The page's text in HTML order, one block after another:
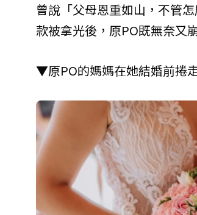
曾說「父母恩重如山，不管
款被拿光後，原PO既無奈又
▼原PO的媽媽在她結婚前捲